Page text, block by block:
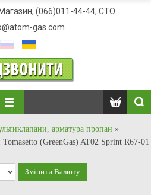
Магазин, (066)011-44-44, СТО
gas.com
арматура пропан »
(GreenGas) AT02 Sprint R67-01